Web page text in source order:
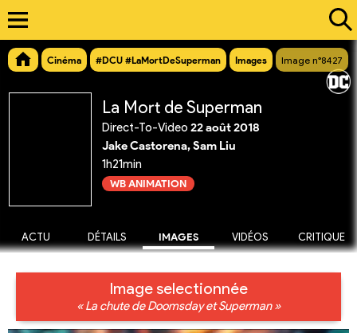
Cinéma #DCU #LaMortDeSuperman Images Image n°8427
La Mort de Superman
Direct-To-Video 22 août 2018
Jake Castorena, Sam Liu
1h21min
WB ANIMATION
ACTU DÉTAILS IMAGES VIDÉOS CRITIQUE
Image selectionnée
« La chute de Doomsday et Superman »